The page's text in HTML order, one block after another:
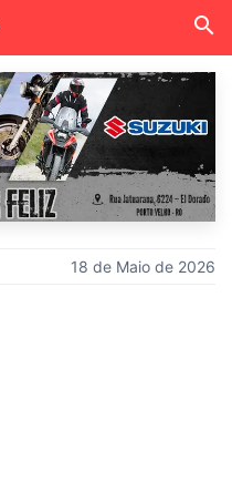
search
18 de Maio de 2026